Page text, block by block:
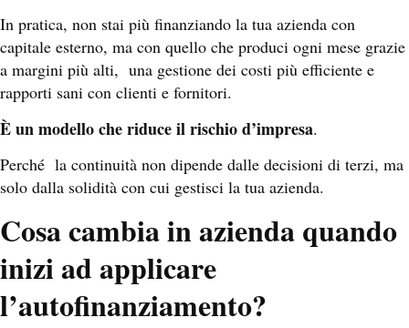
In pratica, non stai più finanziando la tua azienda con
capitale esterno, ma con quello che produci ogni mese grazie
a margini più alti, una gestione dei costi più efficiente e
rapporti sani con clienti e fornitori.
È un modello che riduce il rischio d’impresa.
Perché la continuità non dipende dalle decisioni di terzi, ma
solo dalla solidità con cui gestisci la tua azienda.
Cosa cambia in azienda quando
inizi ad applicare
l’autofinanziamento?